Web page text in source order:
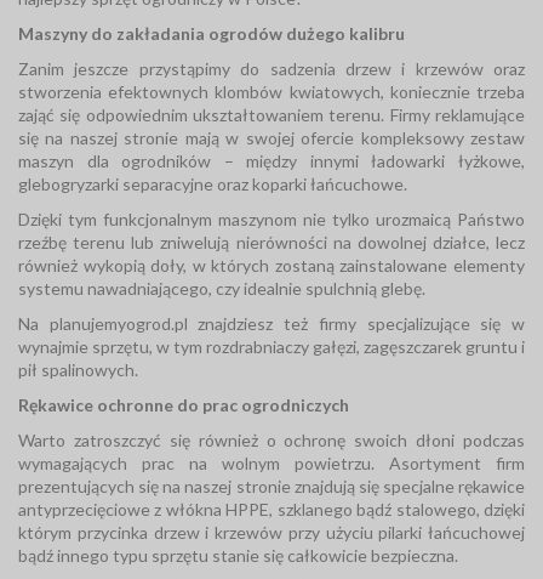
Maszyny do zakładania ogrodów dużego kalibru
Zanim jeszcze przystąpimy do sadzenia drzew i krzewów oraz
stworzenia efektownych klombów kwiatowych, koniecznie trzeba
zająć się odpowiednim ukształtowaniem terenu. Firmy reklamujące
się na naszej stronie mają w swojej ofercie kompleksowy zestaw
maszyn dla ogrodników – między innymi ładowarki łyżkowe,
glebogryzarki separacyjne oraz koparki łańcuchowe.
Dzięki tym funkcjonalnym maszynom nie tylko urozmaicą Państwo
rzeźbę terenu lub zniwelują nierówności na dowolnej działce, lecz
również wykopią doły, w których zostaną zainstalowane elementy
systemu nawadniającego, czy idealnie spulchnią glebę.
Na planujemyogrod.pl znajdziesz też firmy specjalizujące się w
wynajmie sprzętu, w tym rozdrabniaczy gałęzi, zagęszczarek gruntu i
pił spalinowych.
Rękawice ochronne do prac ogrodniczych
Warto zatroszczyć się również o ochronę swoich dłoni podczas
wymagających prac na wolnym powietrzu. Asortyment firm
prezentujących się na naszej stronie znajdują się specjalne rękawice
antyprzecięciowe z włókna HPPE, szklanego bądź stalowego, dzięki
którym przycinka drzew i krzewów przy użyciu pilarki łańcuchowej
bądź innego typu sprzętu stanie się całkowicie bezpieczna.